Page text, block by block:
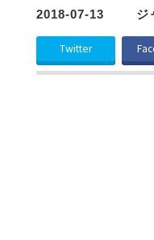
2018-07-13 ジ
Twitter